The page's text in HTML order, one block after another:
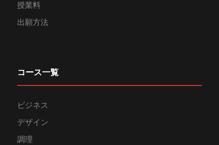
授業料
出願方法
コース一覧
ビジネス
デザイン
調理